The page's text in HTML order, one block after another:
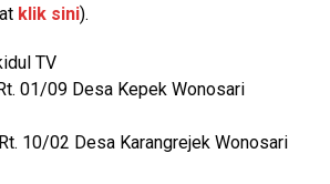
klik sini).
TV
01/09 Desa Kepek Wonosari
10/02 Desa Karangrejek Wonosari